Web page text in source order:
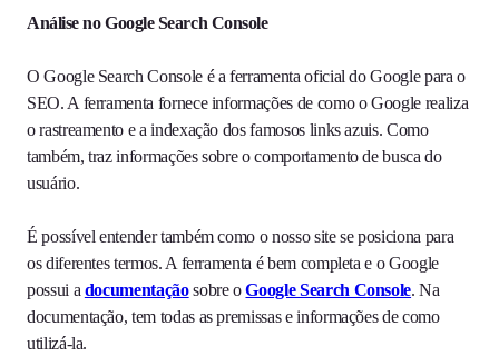
Análise no Google Search Console
O Google Search Console é a ferramenta oficial do Google para o
SEO. A ferramenta fornece informações de como o Google realiza
o rastreamento e a indexação dos famosos links azuis. Como
também, traz informações sobre o comportamento de busca do
usuário.
É possível entender também como o nosso site se posiciona para
os diferentes termos. A ferramenta é bem completa e o Google
possui a documentação sobre oGoogle Search Console. Na
documentação, tem todas as premissas e informações de como
utilizá-la.